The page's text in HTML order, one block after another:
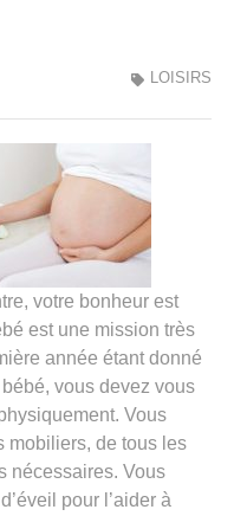
LOISIRS
votre bonheur est
est une mission très
année étant donné
vous devez vous
Vous
mobiliers, de tous les
nécessaires. Vous
pour l’aider à